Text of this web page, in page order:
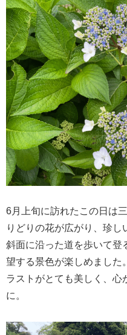
6月上旬に訪れたこの日は
りどりの花が広がり、珍し
斜面に沿った道を歩いて登
望する景色が楽しめました
ラストがとても美しく、心
に。